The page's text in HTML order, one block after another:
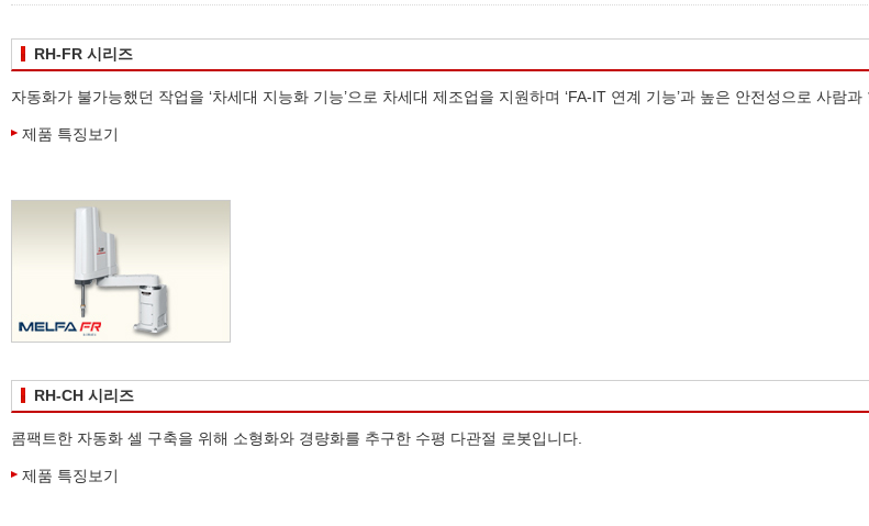
RH-FR 시리즈
자동화가 불가능했던 작업을 ‘차세대 지능화 기능’으로 차세대 제조업을 지원하며 ‘FA-IT 연계 기능’과 높은 안전성으로 사람
제품 특징보기
RH-CH 시리즈
콤팩트한 자동화 셀 구축을 위해 소형화와 경량화를 추구한 수평 다관절 로봇입니다.
제품 특징보기